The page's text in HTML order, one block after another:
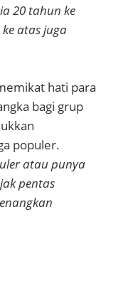
20 tahun ke
atas juga
hati para
bagi grup
populer.
atau punya
pentas